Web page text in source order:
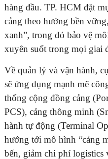
hàng đầu. TP. HCM đặt
cảng theo hướng bền
xanh”, trong đó bảo vệ
xuyên suốt trong mọi giai
Về quản lý và vận hành,
sẽ ứng dụng mạnh mẽ
thống cộng đồng cảng
PCS), cảng thông minh
hành tự động (Terminal
hướng tới mô hình “cảng
bến, giảm chi phí logistics